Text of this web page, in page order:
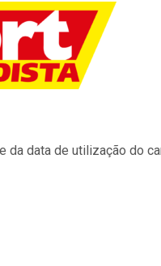
da data de utilização do